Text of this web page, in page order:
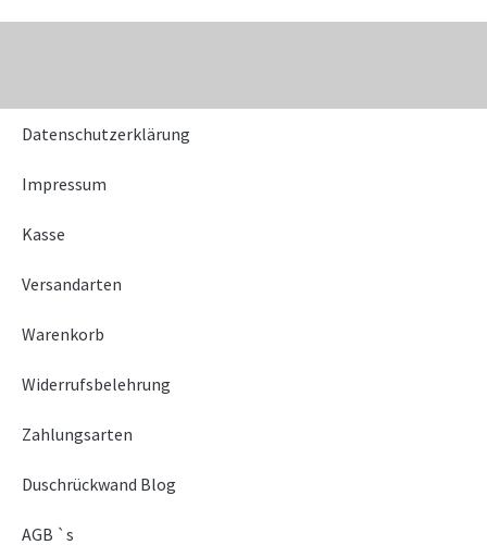
Datenschutzerklärung
Impressum
Kasse
Versandarten
Warenkorb
Widerrufsbelehrung
Zahlungsarten
Duschrückwand Blog
AGB `s